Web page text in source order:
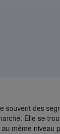
souvent des
Elle se
même niveau